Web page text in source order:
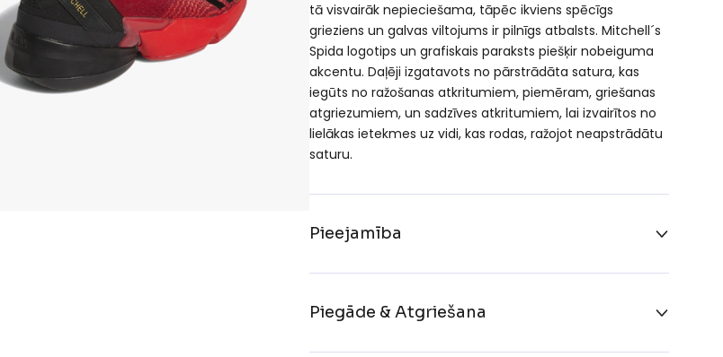
tā visvairāk nepieciešama, tāpēc ikviens spēcīgs
grieziens un galvas viltojums ir pilnīgs atbalsts. Mitchell´s
Spida logotips un grafiskais paraksts piešķir nobeiguma
akcentu. Daļēji izgatavots no pārstrādāta satura, kas
iegūts no ražošanas atkritumiem, piemēram, griešanas
atgriezumiem, un sadzīves atkritumiem, lai izvairītos no
lielākas ietekmes uz vidi, kas rodas, ražojot neapstrādātu
saturu.
Pieejamība
Piegāde & Atgriešana